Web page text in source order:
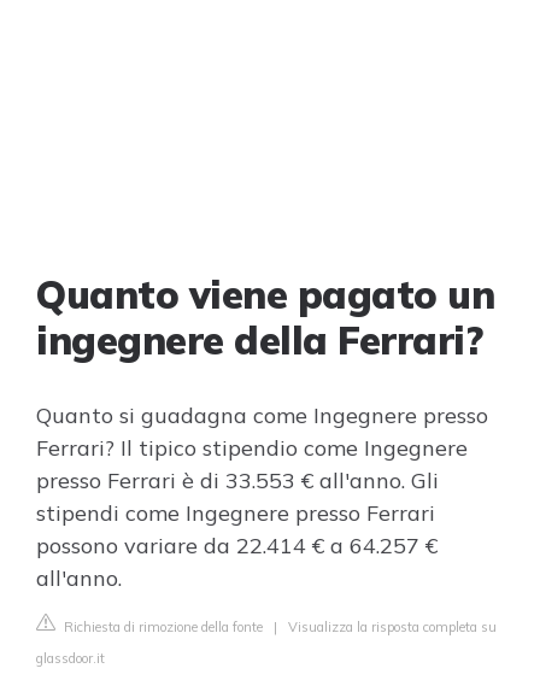
Quanto viene pagato un
ingegnere della Ferrari?
Quanto si guadagna come Ingegnere presso
Ferrari? Il tipico stipendio come Ingegnere
presso Ferrari è di 33.553 € all'anno. Gli
stipendi come Ingegnere presso Ferrari
possono variare da 22.414 € a 64.257 €
all'anno.
Richiesta di rimozione della fonte | Visualizza la risposta completa su
glassdoor.it